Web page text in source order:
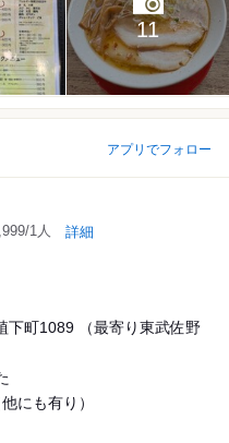
11
アプリでフォロー
1人 詳細
下町1089 （最寄り東武佐野
にも有り）